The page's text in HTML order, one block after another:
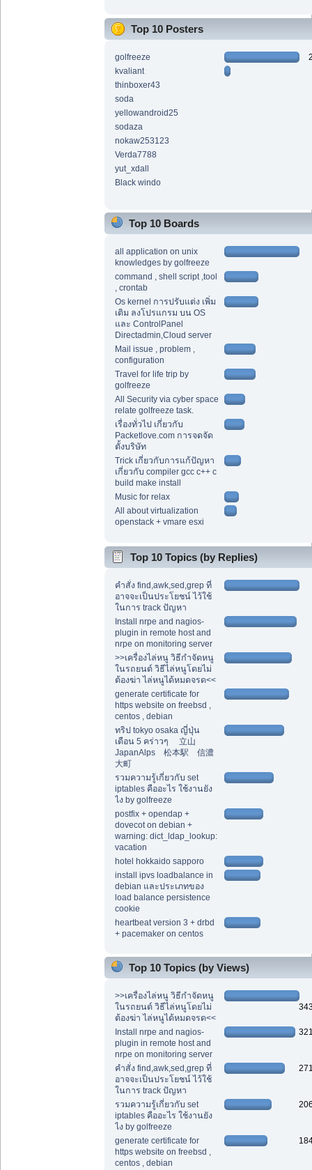
Top 10 Posters
golfreeze
kvaliant
thinboxer43
soda
yellowandroid25
sodaza
nokaw253123
Verda7788
yut_xdall
Black windo
Top 10 Boards
all application on unix
knowledges by golfreeze
command , shell script ,tool
, crontab
Os kernel การปรับแต่ง เพิ่ม
เติม ลงโปรแกรม บน OS
และ ControlPanel
Directadmin,Cloud server
Mail issue , problem ,
configuration
Travel for life trip by
golfreeze
All Security via cyber space
relate golfreeze task.
เรื่องทั่วไป เกี่ยวกับ
Packetlove.com การจดจัด
ตั้งบริษัท
Trick เกี่ยวกับการแก้ปัญหา
เกี่ยวกับ compiler gcc c++ c
build make install
Music for relax
All about virtualization
openstack + vmare esxi
Top 10 Topics (by Replies)
คำสั่ง find,awk,sed,grep ที่
อาจจะเป็นประโยชน์ ไว้ใช้
ในการ track ปัญหา
Install nrpe and nagios-
plugin in remote host and
nrpe on monitoring server
>>เครื่องไล่หนู วิธีกำจัดหนู
ในรถยนต์ วิธีไล่หนูโดยไม่
ต้องฆ่า ไล่หนูได้หมดจรด<<
generate certificate for
https website on freebsd ,
centos , debian
ทริป tokyo osaka ญี่ปุ่น
เดือน 5 คร่าวๆ 立山
JapanAlps 松本駅 信濃
大町
รวมความรู้เกี่ยวกับ set
iptables คืออะไร ใช้งานยัง
ไง by golfreeze
postfix + opendap +
dovecot on debian +
warning: dict_ldap_lookup:
vacation
hotel hokkaido sapporo
install ipvs loadbalance in
debian และประเภทของ
load balance persistence
cookie
heartbeat version 3 + drbd
+ pacemaker on centos
Top 10 Topics (by Views)
>>เครื่องไล่หนู วิธีกำจัดหนู
ในรถยนต์ วิธีไล่หนูโดยไม่
ต้องฆ่า ไล่หนูได้หมดจรด<<
Install nrpe and nagios-
plugin in remote host and
nrpe on monitoring server
คำสั่ง find,awk,sed,grep ที่
อาจจะเป็นประโยชน์ ไว้ใช้
ในการ track ปัญหา
รวมความรู้เกี่ยวกับ set
iptables คืออะไร ใช้งานยัง
ไง by golfreeze
generate certificate for
https website on freebsd ,
centos , debian